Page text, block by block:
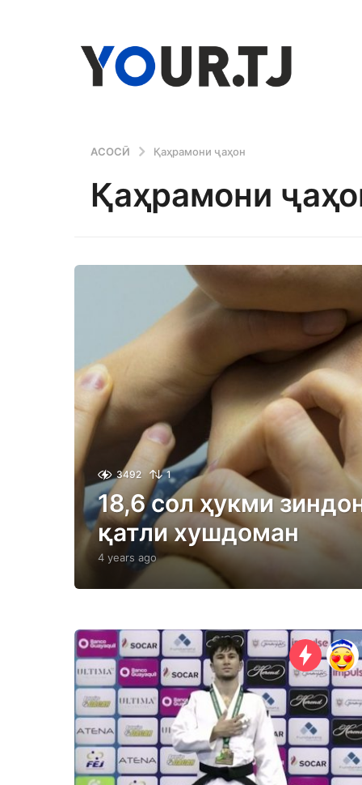
АСОСӢ Қаҳрамони ҷаҳон
Қаҳрамони
3492 1
18,6 сол ҳукми
қатли хушдоман
4 years ago4
e
s
a
g
o